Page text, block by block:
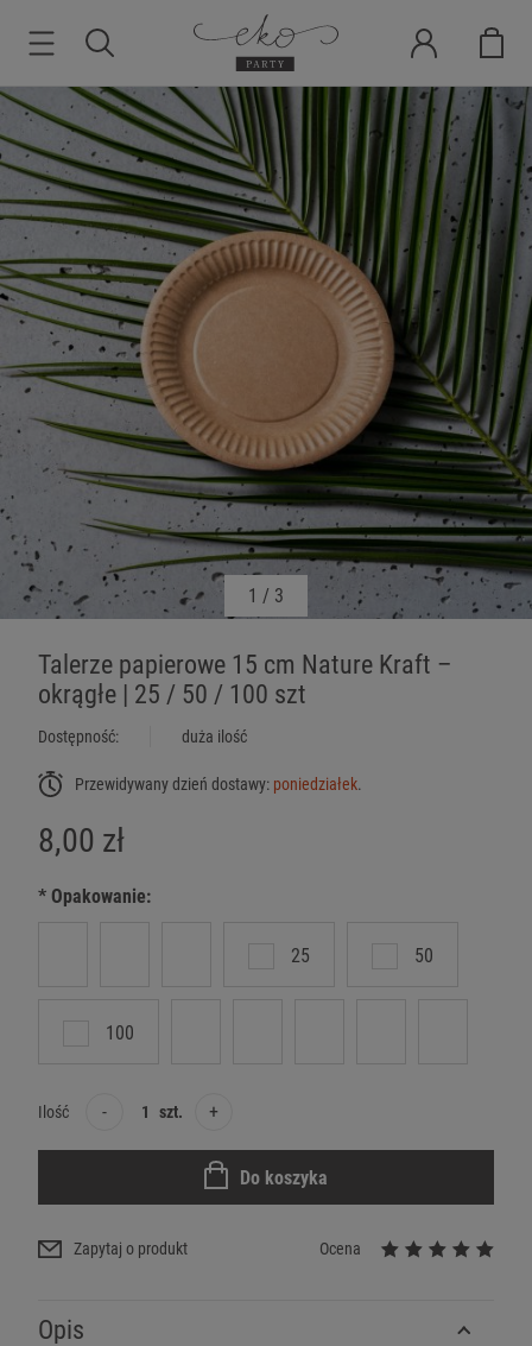
1 / 3
Talerze papierowe 15 cm Nature Kraft –
okrągłe | 25 / 50 / 100 szt
Dostępność: duża ilość
* Opakowanie:
25 50
100
Przewidywany dzień dostawy: poniedziałek.
8,00 zł
Ilość - szt. +
Do koszyka
Zapytaj o produkt Ocena
Opis